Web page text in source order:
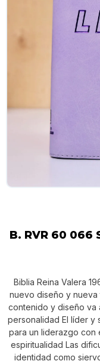
B. RVR 60 066
Biblia Reina Valera
nuevo diseño y
contenido y diseño va
personalidad El líder y
para un liderazgo con
espiritualidad Las
identidad como